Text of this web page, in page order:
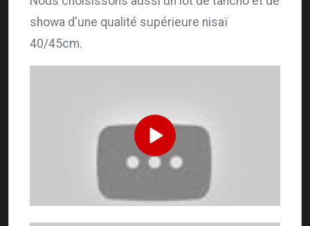
showa d'une qualité supérieure nisaï
40/45cm.